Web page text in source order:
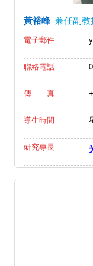
黃裕峰 兼任副教
電子郵件
聯絡電話
傳 真
導生時間
研究專長